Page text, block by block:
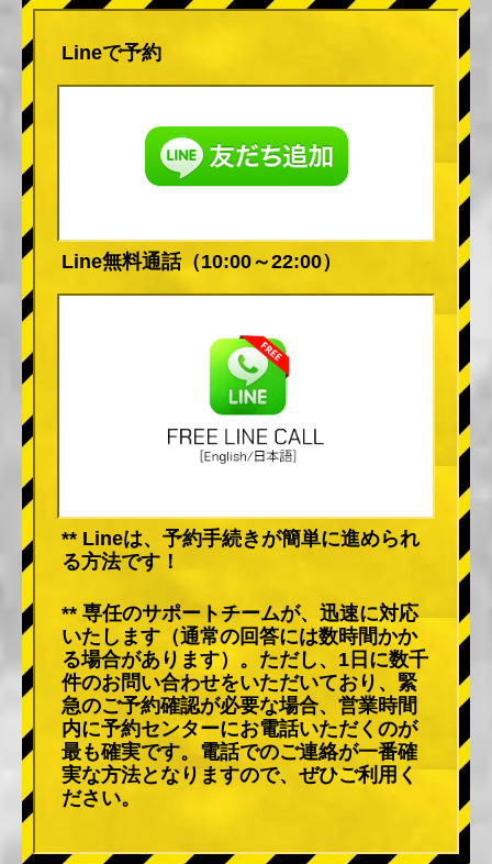
Lineで予約
Line無料通話（10:00～22:00）
** Lineは、予約手続きが簡単に進められ
る方法です！
** 専任のサポートチームが、迅速に対応
いたします（通常の回答には数時間かか
る場合があります）。ただし、1日に数千
件のお問い合わせをいただいており、緊
急のご予約確認が必要な場合、営業時間
内に予約センターにお電話いただくのが
最も確実です。電話でのご連絡が一番確
実な方法となりますので、ぜひご利用く
ださい。